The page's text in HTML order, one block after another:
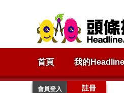
首頁 我的
會員登入 註冊